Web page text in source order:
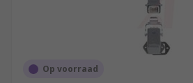
Op voorraad